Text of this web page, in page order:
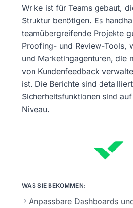
Wrike ist für Teams gebaut,
Struktur benötigen. Es
teamübergreifende Projekte
Proofing- und Review-Tools,
und Marketingagenturen, die
von Kundenfeedback
ist. Die Berichte sind
Sicherheitsfunktionen sind
Niveau.
WAS SIE BEKOMMEN:
Anpassbare Dashboards